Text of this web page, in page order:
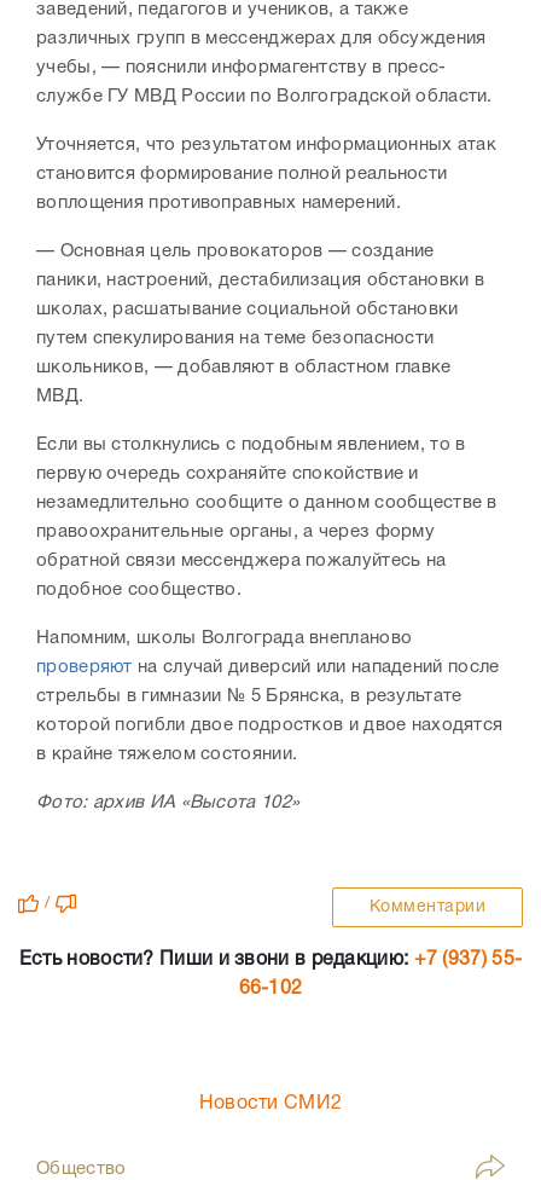
заведений, педагогов и учеников, а также
различных групп в мессенджерах для обсуждения
учебы, — пояснили информагентству в пресс-
службе ГУ МВД России по Волгоградской области.
Уточняется, что результатом информационных атак
становится формирование полной реальности
воплощения противоправных намерений.
— Основная цель провокаторов — создание
паники, настроений, дестабилизация обстановки в
школах, расшатывание социальной обстановки
путем спекулирования на теме безопасности
школьников, — добавляют в областном главке
МВД.
Если вы столкнулись с подобным явлением, то в
первую очередь сохраняйте спокойствие и
незамедлительно сообщите о данном сообществе в
правоохранительные органы, а через форму
обратной связи мессенджера пожалуйтесь на
подобное сообщество.
Напомним, школы Волгограда внепланово
проверяют на случай диверсий или нападений после
стрельбы в гимназии № 5 Брянска, в результате
которой погибли двое подростков и двое находятся
в крайне тяжелом состоянии.
Фото: архив ИА «Высота 102»
/ Комментарии
Есть новости? Пиши и звони в редакцию: +7 (937) 55-
66-102
Новости СМИ2
Общество